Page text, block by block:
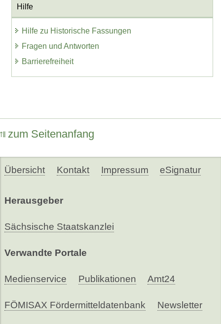
Hilfe
Hilfe zu Historische Fassungen
Fragen und Antworten
Barrierefreiheit
zum Seitenanfang
Übersicht Kontakt Impressum eSignatur
Herausgeber
Sächsische Staatskanzlei
Verwandte Portale
Medienservice Publikationen Amt24
FÖMISAX Fördermitteldatenbank Newsletter